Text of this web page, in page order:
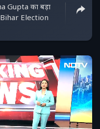
Gupta का बड़ा
Bihar Election